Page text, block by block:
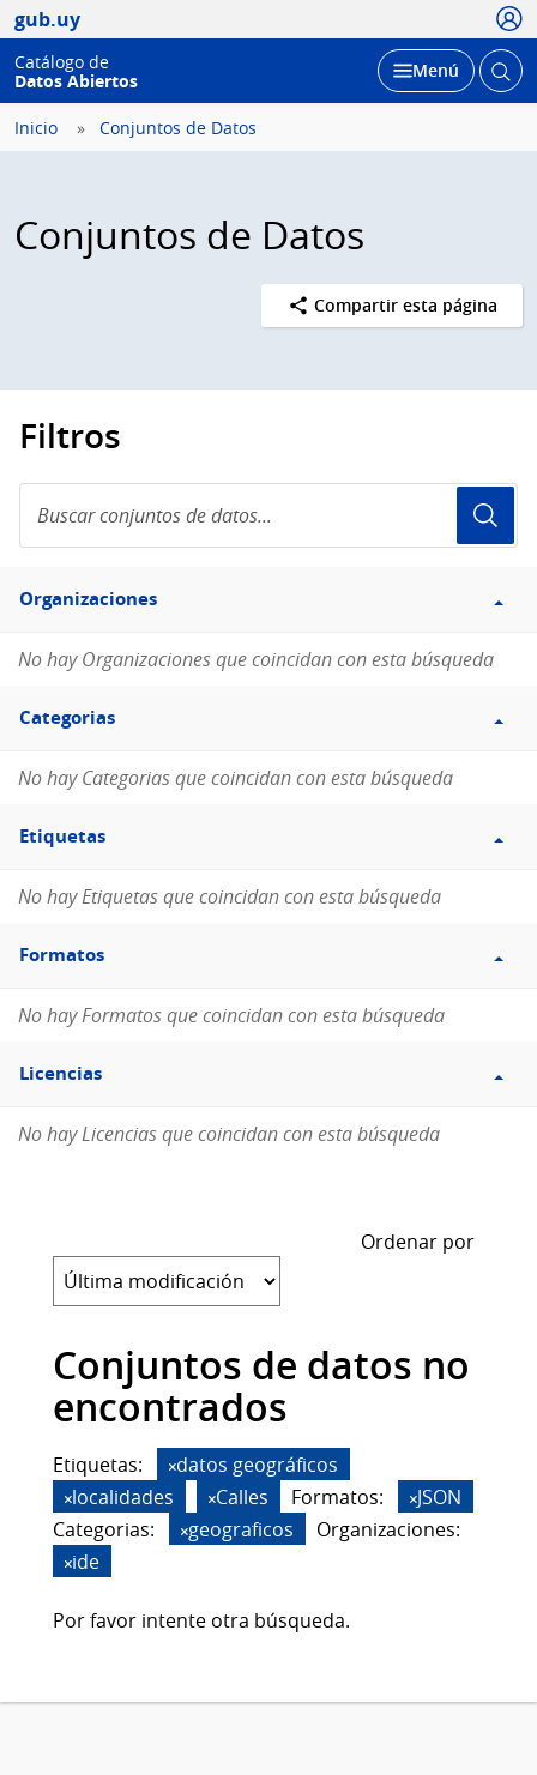
gub.uy
Catálogo de
Datos Abiertos
Desplegar
Menú Abrir
Inicio Conjuntos de Datos
Conjuntos de Datos
Compartir esta página
Filtros
conjuntos
de
Filtro
Organizaciones
Organizaciones
No hay Organizaciones que coincidan con esta búsqueda
Filtro
Categorias
Categorias
No hay Categorias que coincidan con esta búsqueda
Filtro
Etiquetas
Etiquetas
No hay Etiquetas que coincidan con esta búsqueda
Filtro
Formatos
Formatos
No hay Formatos que coincidan con esta búsqueda
Filtro
Licencias
Licencias
No hay Licencias que coincidan con esta búsqueda
Ordenar por
Conjuntos de datos no
encontrados
Etiquetas:
datos geográficos
localidades
Calles Formatos:
JSON
Categorias:
geograficos
Organizaciones:
ide
Por favor intente otra búsqueda.